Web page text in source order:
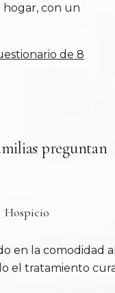
hogar, con un
de 8
preguntan
Hospicio
en la comodidad
el tratamiento